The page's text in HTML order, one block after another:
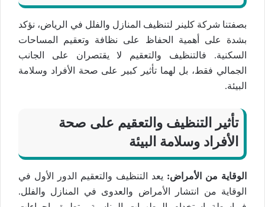
بصفتنا شركة كلينر لتنظيف المنازل والفلل في الرياض، نؤكد
بشدة على أهمية الحفاظ على نظافة وتعقيم المساحات
السكنية. فالتنظيف والتعقيم لا يقتصران على الجانب
الجمالي فقط، بل لهما تأثير كبير على صحة الأفراد وسلامة
البيئة.
تأثير التنظيف والتعقيم على صحة
الأفراد وسلامة البيئة
الوقاية من الأمراض: يعد التنظيف والتعقيم الدور الأول في
الوقاية من انتشار الأمراض والعدوى في المنازل والفلل.